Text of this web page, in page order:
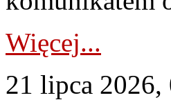
Więcej...
21 lipca 2026,